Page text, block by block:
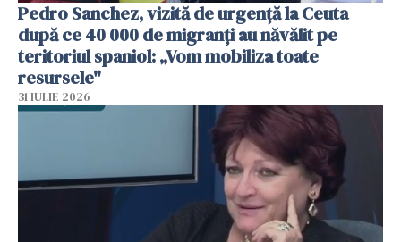
Pedro Sanchez, vizită de urgență la Ceuta
după ce 40 000 de migranți au năvălit pe
teritoriul spaniol: „Vom mobiliza toate
resursele"
31 IULIE 2026